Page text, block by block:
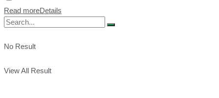
No Result
View All Result
Read moreDetails